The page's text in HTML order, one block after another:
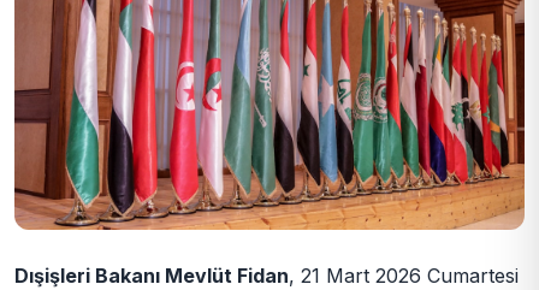
Dışişleri Bakanı Mevlüt Fidan, 21 Mart 2026 Cumartesi